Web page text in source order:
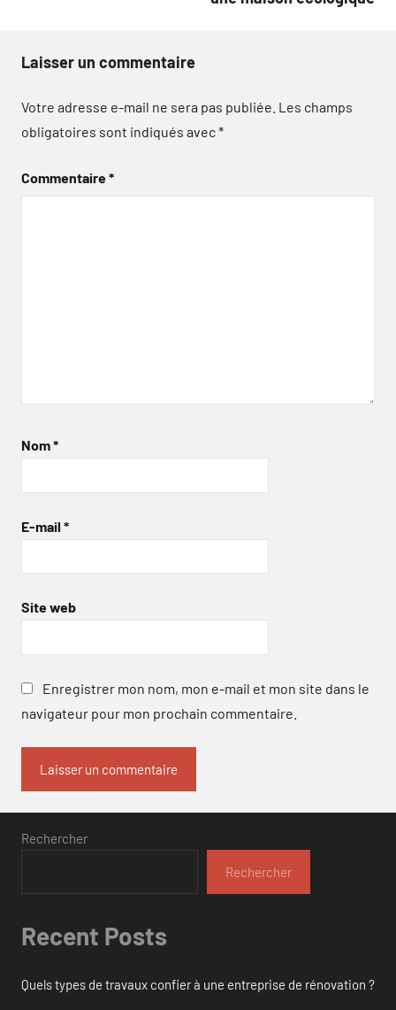
Laisser un commentaire
Votre adresse e-mail ne sera pas publiée. Les champs
obligatoires sont indiqués avec*
Commentaire*
Nom*
E-mail *
Site web
Enregistrer mon nom, mon e-mail et mon site dans le
navigateur pour mon prochain commentaire.
Rechercher
Rechercher
Recent Posts
Quels types de travaux confier à une entreprise de rénovation ?